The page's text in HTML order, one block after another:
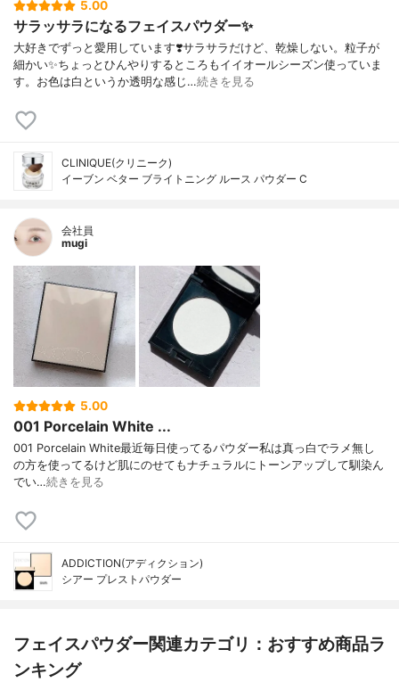
5.00
サラッサラになるフェイスパウダー✨
大好きでずっと愛用しています❣️サラサラだけど、乾燥しない。粒子が
細かい✨ちょっとひんやりするところもイイオールシーズン使っていま
す。お色は白というか透明な感じ…続きを見る
CLINIQUE(クリニーク)
イーブン ベター ブライトニング ルース パウダー C
会社員
mugi
5.00
001 Porcelain White ...
001 Porcelain White最近毎日使ってるパウダー私は真っ白でラメ無し
の方を使ってるけど肌にのせてもナチュラルにトーンアップして馴染ん
でい…続きを見る
ADDICTION(アディクション)
シアー プレストパウダー
フェイスパウダー関連カテゴリ：おすすめ商品ラ
ンキング